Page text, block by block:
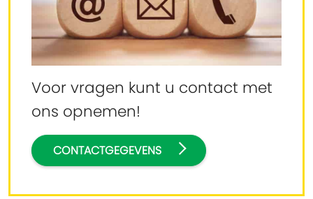
Voor vragen kunt u contact met
ons opnemen!
CONTACTGEGEVENS